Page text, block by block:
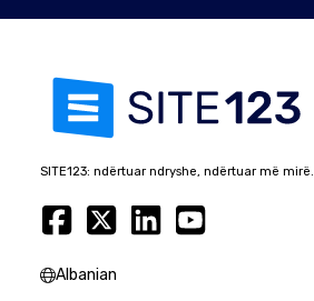
SITE123: ndërtuar ndryshe, ndërtuar më mirë.
Albanian